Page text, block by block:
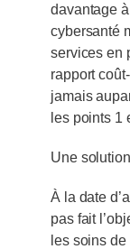
davantage
cybersanté
services en
rapport
jamais
les points 1
Une
À la date
pas fait
les soins